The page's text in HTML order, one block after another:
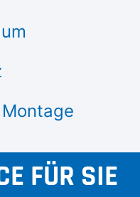
FÜR SIE